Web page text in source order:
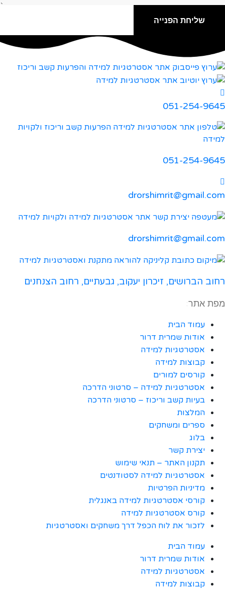
שליחת הפנייה
051-254-9645
051-254-9645
drorshimrit@gmail.com
drorshimrit@gmail.com​
רחוב הברושים, זיכרון יעקוב, גבעתיים, רחוב הצנחנים
מפת אתר:
עמוד הבית
אודות שמרית דרור
אסטרטגיות למידה
קבוצות למידה
קורסים למורים
אסטרטגיות למידה – סרטוני הדרכה
בעיות קשב וריכוז – סרטוני הדרכה
המלצות
ספרים ומשחקים
בלוג
יצירת קשר
תקנון האתר – תנאי שימוש
אסטרטגיות למידה לסטודנטים
מדיניות הפרטיות
קורסי אסטרטגיות למידה באנגלית
קורס אסטרטגיות למידה
לזכור את לוח הכפל דרך משחקים ואסטרטגיות
עמוד הבית
אודות שמרית דרור
אסטרטגיות למידה
קבוצות למידה